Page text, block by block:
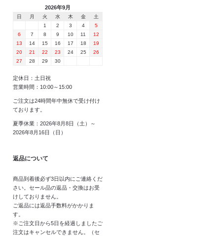
2026年9月
日 月 火 水 木 金
土
1
2 3 4
5
6
7 8 9 10 11
12
13
14 15 16 17 18
19
20
21 22 23 24 25
26
27
28 29 30
定休日：土日祝
営業時間：10:00～15:00
ご注文は24時間年中無休で受け付け
ております。
夏季休業：2026年8月8日（土）～
2026年8月16日（日）
返品について
商品到着後必ず3日以内にご連絡くだ
さい。セール品の返品・交換はお受
けしておりません。
ご返品には返品手数料がかかりま
す。
※ご注文日から5日を経過しましたご
注文はキャンセルできません。（セ